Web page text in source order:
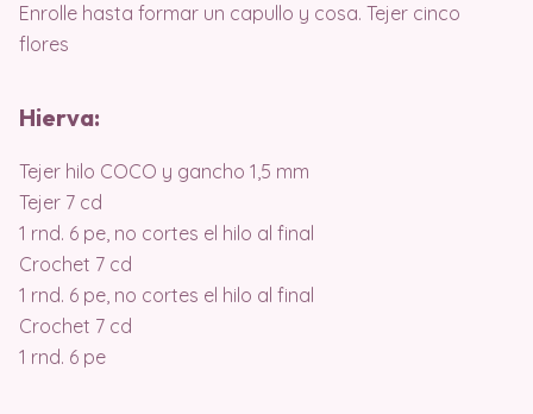
Enrolle hasta formar un capullo y cosa. Tejer cinco
flores
Hierva:
Tejer hilo COCO y gancho 1,5 mm
Tejer 7 cd
1 rnd. 6 pe, no cortes el hilo al final
Crochet 7 cd
1 rnd. 6 pe, no cortes el hilo al final
Crochet 7 cd
1 rnd. 6 pe